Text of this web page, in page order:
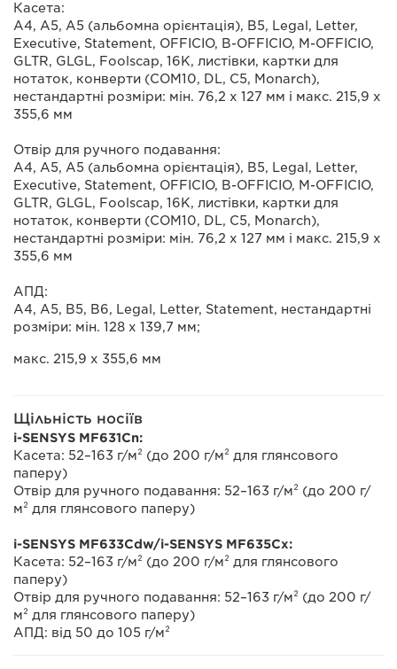
Касета:
A4, A5, A5 (альбомна орієнтація), B5, Legal, Letter,
Executive, Statement, OFFICIO, B-OFFICIO, M-OFFICIO,
GLTR, GLGL, Foolscap, 16K, листівки, картки для
нотаток, конверти (COM10, DL, C5, Monarch),
нестандартні розміри: мін. 76,2 x 127 мм і макс. 215,9 x
355,6 мм
Отвір для ручного подавання:
A4, A5, A5 (альбомна орієнтація), B5, Legal, Letter,
Executive, Statement, OFFICIO, B-OFFICIO, M-OFFICIO,
GLTR, GLGL, Foolscap, 16K, листівки, картки для
нотаток, конверти (COM10, DL, C5, Monarch),
нестандартні розміри: мін. 76,2 x 127 мм і макс. 215,9 x
355,6 мм
АПД:
A4, A5, B5, B6, Legal, Letter, Statement, нестандартні
розміри: мін. 128 x 139,7 мм;
макс. 215,9 x 355,6 мм
Щільність носіїв
i-SENSYS MF631Cn:
Касета: 52–163 г/м² (до 200 г/м² для глянсового
паперу)
Отвір для ручного подавання: 52–163 г/м² (до 200 г/
м² для глянсового паперу)
i-SENSYS MF633Cdw/i-SENSYS MF635Cx:
Касета: 52–163 г/м² (до 200 г/м² для глянсового
паперу)
Отвір для ручного подавання: 52–163 г/м² (до 200 г/
м² для глянсового паперу)
АПД: від 50 до 105 г/м²